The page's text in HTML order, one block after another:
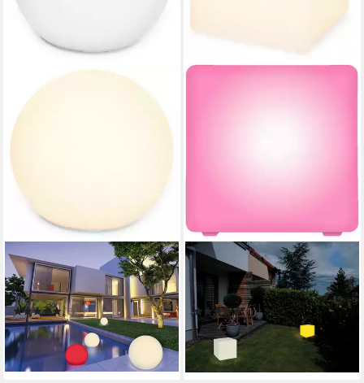
OTTO HOME
LED Solarleuchte Ollira, LED-
Solar Kugelleuchte Ø 40 cm
(3)
63,99 € UVP89,99 €
-29%
in 5-6 Werktagen bei dir
OTTO HOME
LED Solarleuchte Eellin, LED-
Solar Würfelleuchte 30 cm
(1)
54,49 € UVP69,99 €
-22%
in 4-5 Werktagen bei dir